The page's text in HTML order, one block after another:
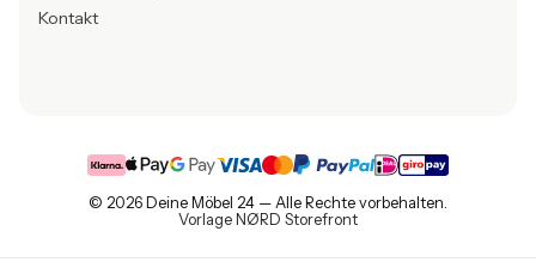
Kontakt
© 2026 Deine Möbel 24 — Alle Rechte vorbehalten.
Vorlage NØRD Storefront